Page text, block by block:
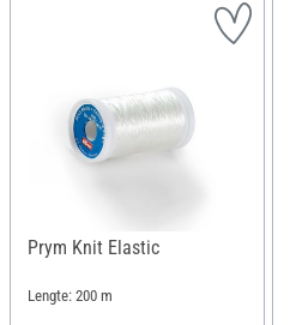
Prym Knit Elastic
Lengte: 200 m